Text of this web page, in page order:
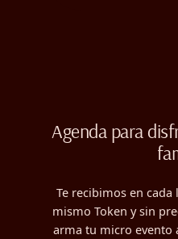
Agenda para
Te recibimos en
mismo Token y sin
arma tu micro evento